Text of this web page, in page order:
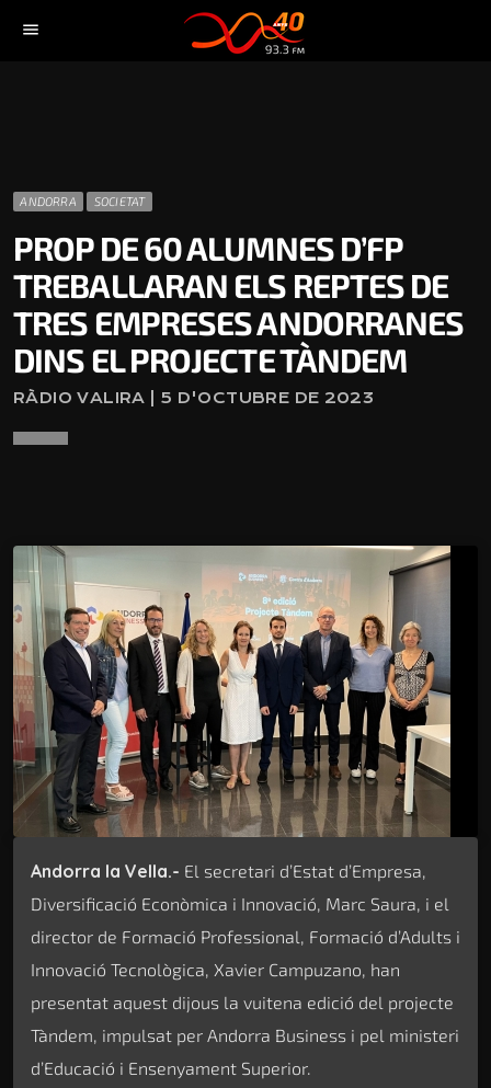
menu
ANDORRA SOCIETAT
PROP DE 60 ALUMNES D’FP
TREBALLARAN ELS REPTES DE
TRES EMPRESES ANDORRANES
DINS EL PROJECTE TÀNDEM
RÀDIO VALIRA | 5 D'OCTUBRE DE 2023
Andorra la Vella.- El secretari d’Estat d’Empresa,
Diversificació Econòmica i Innovació, Marc Saura, i el
director de Formació Professional, Formació d’Adults i
Innovació Tecnològica, Xavier Campuzano, han
presentat aquest dijous la vuitena edició del projecte
Tàndem, impulsat per Andorra Business i pel ministeri
d’Educació i Ensenyament Superior.